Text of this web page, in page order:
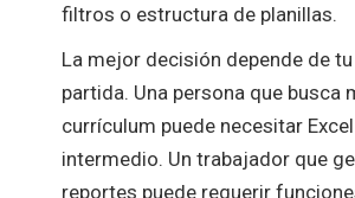
filtros o estructura de planillas.
La mejor decisión depende de
partida. Una persona que busca
currículum puede necesitar
intermedio. Un trabajador que
reportes puede requerir